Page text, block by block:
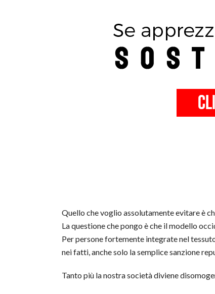
Quello che voglio assolutamente evitare è
La questione che pongo è che il modello
Per persone fortemente integrate nel
nei fatti, anche solo la semplice sanzione
Tanto più la nostra società diviene